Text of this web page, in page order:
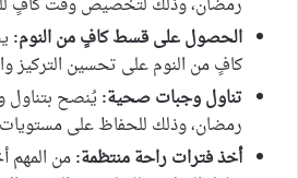
الحصول على قسط كافٍ من النوم:
كافٍ من النوم على تحسين التركيز
تناول وجبات صحية:يُنصح
رمضان، وذلك للحفاظ على مستويات
أخذ فترات راحة منتظمة:من المهم